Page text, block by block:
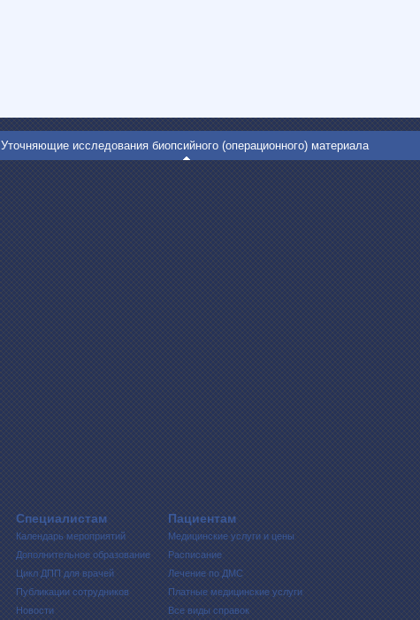
Уточняющие исследования биопсийного (операционного) материала
Специалистам
Календарь мероприятий
Дополнительное образование
Цикл ДПП для врачей
Публикации сотрудников
Новости
Пациентам
Медицинские услуги и цены
Расписание
Лечение по ДМС
Платные медицинские услуги
Все виды справок